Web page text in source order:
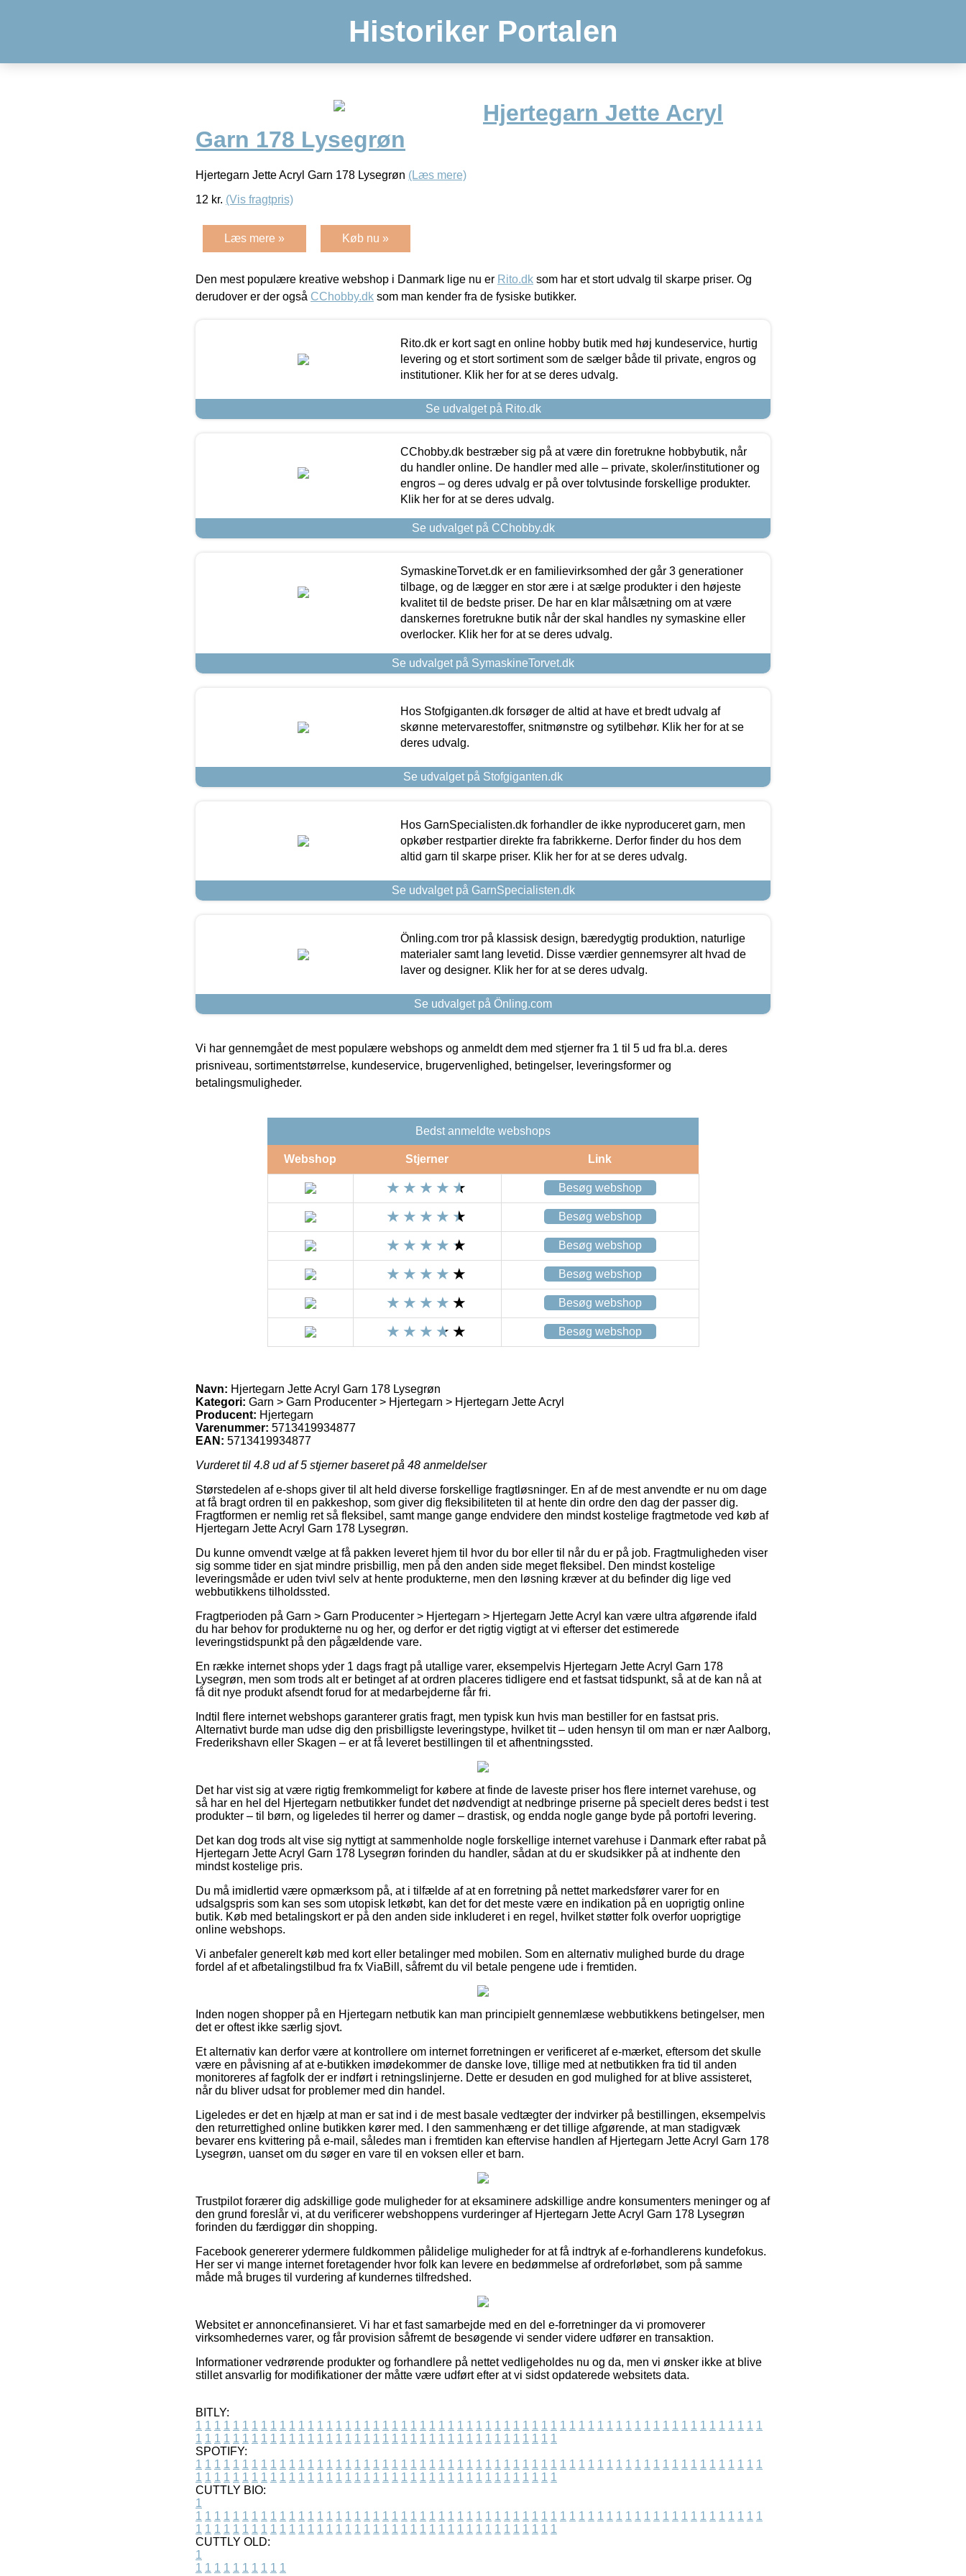
Historiker Portalen
Hjertegarn Jette Acryl
Garn 178 Lysegrøn
Hjertegarn Jette Acryl Garn 178 Lysegrøn (Læs mere)
12 kr. (Vis fragtpris)
Læs mere » Køb nu »
Den mest populære kreative webshop i Danmark lige nu er Rito.dk som har et stort udvalg til skarpe priser. Og
derudover er der også CChobby.dk som man kender fra de fysiske butikker.
Rito.dk er kort sagt en online hobby butik med høj kundeservice, hurtig
levering og et stort sortiment som de sælger både til private, engros og
institutioner. Klik her for at se deres udvalg.
Se udvalget på Rito.dk
CChobby.dk bestræber sig på at være din foretrukne hobbybutik, når
du handler online. De handler med alle – private, skoler/institutioner og
engros – og deres udvalg er på over tolvtusinde forskellige produkter.
Klik her for at se deres udvalg.
Se udvalget på CChobby.dk
SymaskineTorvet.dk er en familievirksomhed der går 3 generationer
tilbage, og de lægger en stor ære i at sælge produkter i den højeste
kvalitet til de bedste priser. De har en klar målsætning om at være
danskernes foretrukne butik når der skal handles ny symaskine eller
overlocker. Klik her for at se deres udvalg.
Se udvalget på SymaskineTorvet.dk
Hos Stofgiganten.dk forsøger de altid at have et bredt udvalg af
skønne metervarestoffer, snitmønstre og sytilbehør. Klik her for at se
deres udvalg.
Se udvalget på Stofgiganten.dk
Hos GarnSpecialisten.dk forhandler de ikke nyproduceret garn, men
opkøber restpartier direkte fra fabrikkerne. Derfor finder du hos dem
altid garn til skarpe priser. Klik her for at se deres udvalg.
Se udvalget på GarnSpecialisten.dk
Önling.com tror på klassisk design, bæredygtig produktion, naturlige
materialer samt lang levetid. Disse værdier gennemsyrer alt hvad de
laver og designer. Klik her for at se deres udvalg.
Se udvalget på Önling.com
Vi har gennemgået de mest populære webshops og anmeldt dem med stjerner fra 1 til 5 ud fra bl.a. deres
prisniveau, sortimentstørrelse, kundeservice, brugervenlighed, betingelser, leveringsformer og
betalingsmuligheder.
Bedst anmeldte webshops
Webshop Stjerner Link
Besøg webshop
Besøg webshop
Besøg webshop
Besøg webshop
Besøg webshop
Besøg webshop
Navn: Hjertegarn Jette Acryl Garn 178 Lysegrøn
Kategori: Garn > Garn Producenter > Hjertegarn > Hjertegarn Jette Acryl
Producent: Hjertegarn
Varenummer: 5713419934877
EAN: 5713419934877
Vurderet til 4.8 ud af 5 stjerner baseret på 48 anmeldelser
Størstedelen af e-shops giver til alt held diverse forskellige fragtløsninger. En af de mest anvendte er nu om dage
at få bragt ordren til en pakkeshop, som giver dig fleksibiliteten til at hente din ordre den dag der passer dig.
Fragtformen er nemlig ret så fleksibel, samt mange gange endvidere den mindst kostelige fragtmetode ved køb af
Hjertegarn Jette Acryl Garn 178 Lysegrøn.
Du kunne omvendt vælge at få pakken leveret hjem til hvor du bor eller til når du er på job. Fragtmuligheden viser
sig somme tider en sjat mindre prisbillig, men på den anden side meget fleksibel. Den mindst kostelige
leveringsmåde er uden tvivl selv at hente produkterne, men den løsning kræver at du befinder dig lige ved
webbutikkens tilholdssted.
Fragtperioden på Garn > Garn Producenter > Hjertegarn > Hjertegarn Jette Acryl kan være ultra afgørende ifald
du har behov for produkterne nu og her, og derfor er det rigtig vigtigt at vi efterser det estimerede
leveringstidspunkt på den pågældende vare.
En række internet shops yder 1 dags fragt på utallige varer, eksempelvis Hjertegarn Jette Acryl Garn 178
Lysegrøn, men som trods alt er betinget af at ordren placeres tidligere end et fastsat tidspunkt, så at de kan nå at
få dit nye produkt afsendt forud for at medarbejderne får fri.
Indtil flere internet webshops garanterer gratis fragt, men typisk kun hvis man bestiller for en fastsat pris.
Alternativt burde man udse dig den prisbilligste leveringstype, hvilket tit – uden hensyn til om man er nær Aalborg,
Frederikshavn eller Skagen – er at få leveret bestillingen til et afhentningssted.
Det har vist sig at være rigtig fremkommeligt for købere at finde de laveste priser hos flere internet varehuse, og
så har en hel del Hjertegarn netbutikker fundet det nødvendigt at nedbringe priserne på specielt deres bedst i test
produkter – til børn, og ligeledes til herrer og damer – drastisk, og endda nogle gange byde på portofri levering.
Det kan dog trods alt vise sig nyttigt at sammenholde nogle forskellige internet varehuse i Danmark efter rabat på
Hjertegarn Jette Acryl Garn 178 Lysegrøn forinden du handler, sådan at du er skudsikker på at indhente den
mindst kostelige pris.
Du må imidlertid være opmærksom på, at i tilfælde af at en forretning på nettet markedsfører varer for en
udsalgspris som kan ses som utopisk letkøbt, kan det for det meste være en indikation på en uoprigtig online
butik. Køb med betalingskort er på den anden side inkluderet i en regel, hvilket støtter folk overfor uoprigtige
online webshops.
Vi anbefaler generelt køb med kort eller betalinger med mobilen. Som en alternativ mulighed burde du drage
fordel af et afbetalingstilbud fra fx ViaBill, såfremt du vil betale pengene ude i fremtiden.
Inden nogen shopper på en Hjertegarn netbutik kan man principielt gennemlæse webbutikkens betingelser, men
det er oftest ikke særlig sjovt.
Et alternativ kan derfor være at kontrollere om internet forretningen er verificeret af e-mærket, eftersom det skulle
være en påvisning af at e-butikken imødekommer de danske love, tillige med at netbutikken fra tid til anden
monitoreres af fagfolk der er indført i retningslinjerne. Dette er desuden en god mulighed for at blive assisteret,
når du bliver udsat for problemer med din handel.
Ligeledes er det en hjælp at man er sat ind i de mest basale vedtægter der indvirker på bestillingen, eksempelvis
den returrettighed online butikken kører med. I den sammenhæng er det tillige afgørende, at man stadigvæk
bevarer ens kvittering på e-mail, således man i fremtiden kan eftervise handlen af Hjertegarn Jette Acryl Garn 178
Lysegrøn, uanset om du søger en vare til en voksen eller et barn.
Trustpilot forærer dig adskillige gode muligheder for at eksaminere adskillige andre konsumenters meninger og af
den grund foreslår vi, at du verificerer webshoppens vurderinger af Hjertegarn Jette Acryl Garn 178 Lysegrøn
forinden du færdiggør din shopping.
Facebook genererer ydermere fuldkommen pålidelige muligheder for at få indtryk af e-forhandlerens kundefokus.
Her ser vi mange internet foretagender hvor folk kan levere en bedømmelse af ordreforløbet, som på samme
måde må bruges til vurdering af kundernes tilfredshed.
Websitet er annoncefinansieret. Vi har et fast samarbejde med en del e-forretninger da vi promoverer
virksomhedernes varer, og får provision såfremt de besøgende vi sender videre udfører en transaktion.
Informationer vedrørende produkter og forhandlere på nettet vedligeholdes nu og da, men vi ønsker ikke at blive
stillet ansvarlig for modifikationer der måtte være udført efter at vi sidst opdaterede websitets data.
BITLY:
1 1 1 1 1 1 1 1 1 1 1 1 1 1 1 1 1 1 1 1 1 1 1 1 1 1 1 1 1 1 1 1 1 1 1 1 1 1 1 1 1 1 1 1 1 1 1 1 1 1 1 1 1 1 1 1 1 1 1 1 1
1 1 1 1 1 1 1 1 1 1 1 1 1 1 1 1 1 1 1 1 1 1 1 1 1 1 1 1 1 1 1 1 1 1 1 1 1 1 1
SPOTIFY:
1 1 1 1 1 1 1 1 1 1 1 1 1 1 1 1 1 1 1 1 1 1 1 1 1 1 1 1 1 1 1 1 1 1 1 1 1 1 1 1 1 1 1 1 1 1 1 1 1 1 1 1 1 1 1 1 1 1 1 1 1
1 1 1 1 1 1 1 1 1 1 1 1 1 1 1 1 1 1 1 1 1 1 1 1 1 1 1 1 1 1 1 1 1 1 1 1 1 1 1
CUTTLY BIO:
1
1 1 1 1 1 1 1 1 1 1 1 1 1 1 1 1 1 1 1 1 1 1 1 1 1 1 1 1 1 1 1 1 1 1 1 1 1 1 1 1 1 1 1 1 1 1 1 1 1 1 1 1 1 1 1 1 1 1 1 1 1
1 1 1 1 1 1 1 1 1 1 1 1 1 1 1 1 1 1 1 1 1 1 1 1 1 1 1 1 1 1 1 1 1 1 1 1 1 1 1
CUTTLY OLD:
1
1 1 1 1 1 1 1 1 1 1